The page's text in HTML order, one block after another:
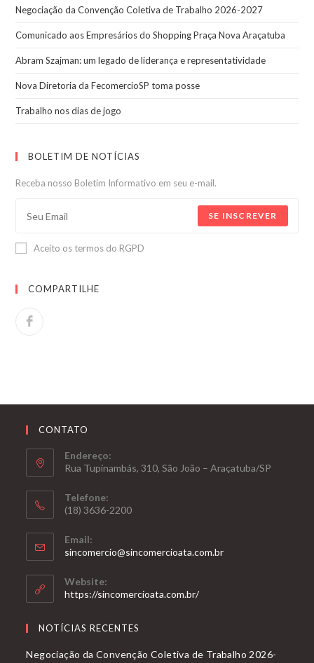
Negociação da Convenção Coletiva de Trabalho 2026-2027
Comunicado aos Empresários do Shopping Praça Nova Araçatuba
Abram Szajman: um legado de liderança e representatividade
Nova Diretoria da FecomercioSP toma posse
Trabalho nos dias de jogo
BOLETIM DE NOTÍCIAS
Receba nosso Boletim Informativo em seu e-mail.
SE INSCREVER
Aceito os termos do RGPD
COMPARTILHE
CONTATO
Endereço:
Rua Tupinambás, 310, São João – Araçatuba/SP
Telefone:
(18) 3636-2200
Email:
sincomercio@sincomercioata.com.br
Website:
https://sincomercioata.com.br/
NOTÍCIAS RECENTES
Negociação da Convenção Coletiva de Trabalho 2026-